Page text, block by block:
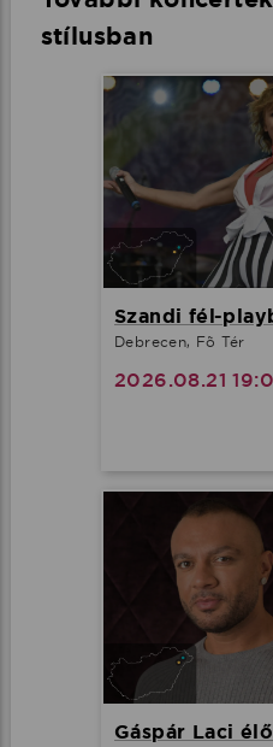
stílusban
Szandi fél-
Debrecen, Fõ Tér
2026.08.21
Gáspár Laci